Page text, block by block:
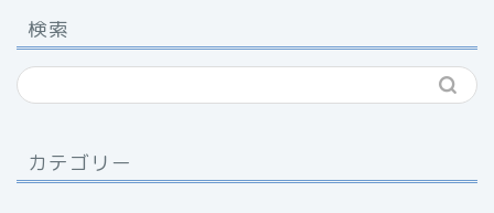
検索
カテゴリー